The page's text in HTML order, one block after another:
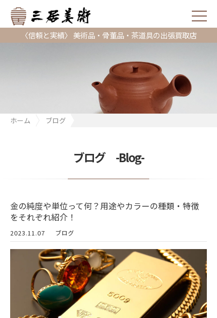
〈信頼と実績〉 美術品・骨董品・茶道具の出張買取店
ホーム
ブログ
ブログ -Blog-
金の純度や単位って何？用途やカラーの種類・特徴
をそれぞれ紹介！
2023.11.07 ブログ